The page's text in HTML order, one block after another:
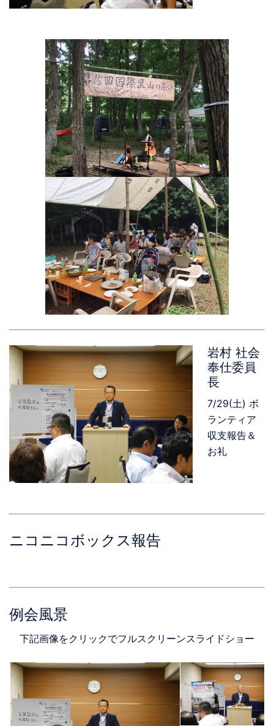
岩村 社会
奉仕委員
長
7/29(土) ボ
ランティア
収支報告＆
お礼
ニコニコボックス報告
例会風景
下記画像をクリックでフルスクリーンスライドショー